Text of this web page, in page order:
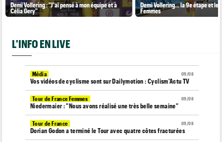
Demi Vollering : "J'ai pensé à mon équipe et à
Célia Gery"
Demi Vollering... la 9e étape et le
Femmes
L'INFO EN LIVE
09/08
Média
Vos vidéos de cyclisme sont sur Dailymotion : Cyclism'Actu TV
09/08
Tour de France Femmes
Niedermaier : "Nous avons réalisé une très belle semaine"
09/08
Tour de France
Dorian Godon a terminé le Tour avec quatre côtes fracturées